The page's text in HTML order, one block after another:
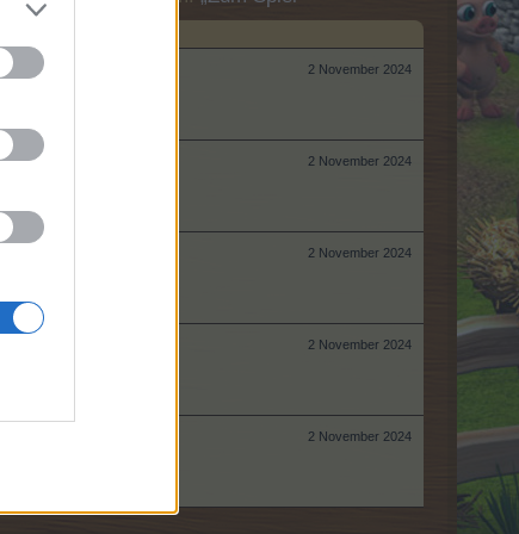
2 November 2024
2 November 2024
2 November 2024
2 November 2024
2 November 2024